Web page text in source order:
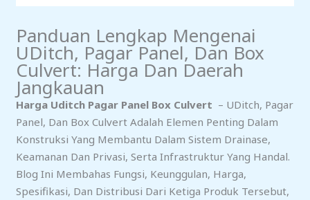
Panduan Lengkap Mengenai
UDitch, Pagar Panel, Dan Box
Culvert: Harga Dan Daerah
Jangkauan
Harga Uditch Pagar Panel Box Culvert – UDitch, Pagar
Panel, Dan Box Culvert Adalah Elemen Penting Dalam
Konstruksi Yang Membantu Dalam Sistem Drainase,
Keamanan Dan Privasi, Serta Infrastruktur Yang Handal.
Blog Ini Membahas Fungsi, Keunggulan, Harga,
Spesifikasi, Dan Distribusi Dari Ketiga Produk Tersebut,